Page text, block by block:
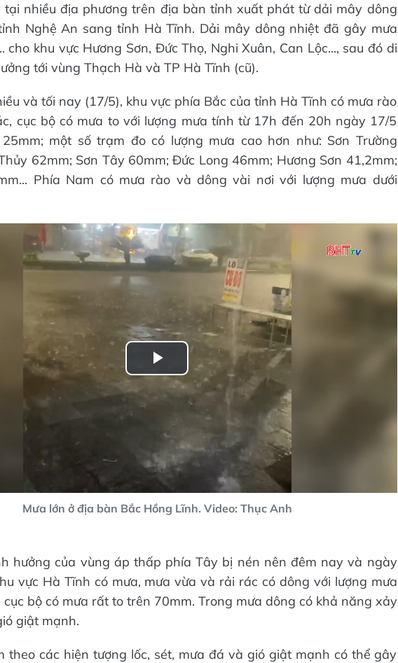
tại nhiều địa phương trên địa bàn tỉnh xuất phát từ dải mây dông
Nghệ An sang tỉnh Hà Tĩnh. Dải mây dông nhiệt đã gây mưa
cho khu vực Hương Sơn, Đức Thọ, Nghi Xuân, Can Lộc..., sau đó di
tới vùng Thạch Hà và TP Hà Tĩnh (cũ).
và tối nay (17/5), khu vực phía Bắc của tỉnh Hà Tĩnh có mưa rào
cục bộ có mưa to với lượng mưa tính từ 17h đến 20h ngày 17/5
một số trạm đo có lượng mưa cao hơn như: Sơn Trường
62mm; Sơn Tây 60mm; Đức Long 46mm; Hương Sơn 41,2mm;
Phía Nam có mưa rào và dông vài nơi với lượng mưa dưới
Play
Video
Mưa lớn ở địa bàn Bắc Hồng Lĩnh. Video: Thục Anh
hưởng của vùng áp thấp phía Tây bị nén nên đêm nay và ngày
vực Hà Tĩnh có mưa, mưa vừa và rải rác có dông với lượng mưa
bộ có mưa rất to trên 70mm. Trong mưa dông có khả năng xảy
giật mạnh.
theo các hiện tượng lốc, sét, mưa đá và gió giật mạnh có thể gây